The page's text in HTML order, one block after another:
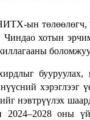
ын төлөөлөгч,
хотын
хэрэглээг
нэвтрүүлэх
оны